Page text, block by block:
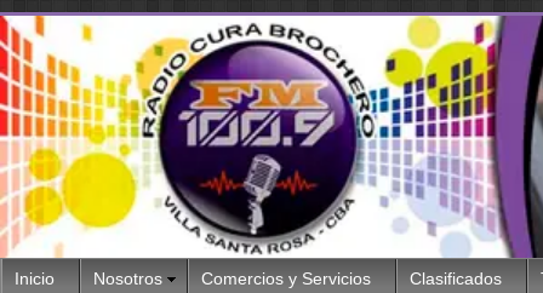
Inicio Nosotros Comercios y Servicios Clasificados